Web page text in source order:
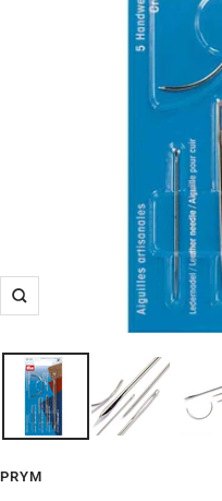
Suurenna
PRYM